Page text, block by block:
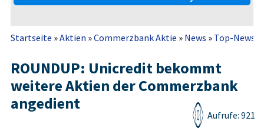
Startseite »Aktien »Commerzbank Aktie » News » Top-News
ROUNDUP: Unicredit bekommt
weitere Aktien der Commerzbank
angedient
Aufrufe: 921